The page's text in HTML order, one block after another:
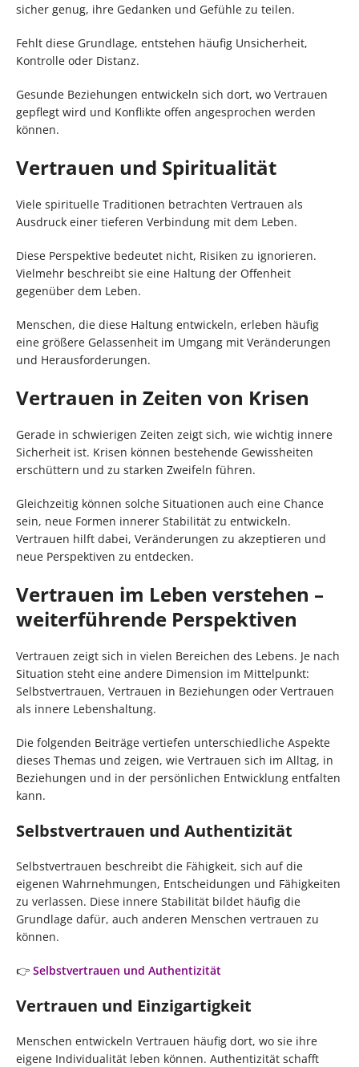
sicher genug, ihre Gedanken und Gefühle zu teilen.
Fehlt diese Grundlage, entstehen häufig Unsicherheit,
Kontrolle oder Distanz.
Gesunde Beziehungen entwickeln sich dort, wo Vertrauen
gepflegt wird und Konflikte offen angesprochen werden
können.
Vertrauen und Spiritualität
Viele spirituelle Traditionen betrachten Vertrauen als
Ausdruck einer tieferen Verbindung mit dem Leben.
Diese Perspektive bedeutet nicht, Risiken zu ignorieren.
Vielmehr beschreibt sie eine Haltung der Offenheit
gegenüber dem Leben.
Menschen, die diese Haltung entwickeln, erleben häufig
eine größere Gelassenheit im Umgang mit Veränderungen
und Herausforderungen.
Vertrauen in Zeiten von Krisen
Gerade in schwierigen Zeiten zeigt sich, wie wichtig innere
Sicherheit ist. Krisen können bestehende Gewissheiten
erschüttern und zu starken Zweifeln führen.
Gleichzeitig können solche Situationen auch eine Chance
sein, neue Formen innerer Stabilität zu entwickeln.
Vertrauen hilft dabei, Veränderungen zu akzeptieren und
neue Perspektiven zu entdecken.
Vertrauen im Leben verstehen –
weiterführende Perspektiven
Vertrauen zeigt sich in vielen Bereichen des Lebens. Je nach
Situation steht eine andere Dimension im Mittelpunkt:
Selbstvertrauen, Vertrauen in Beziehungen oder Vertrauen
als innere Lebenshaltung.
Die folgenden Beiträge vertiefen unterschiedliche Aspekte
dieses Themas und zeigen, wie Vertrauen sich im Alltag, in
Beziehungen und in der persönlichen Entwicklung entfalten
kann.
Selbstvertrauen und Authentizität
Selbstvertrauen beschreibt die Fähigkeit, sich auf die
eigenen Wahrnehmungen, Entscheidungen und Fähigkeiten
zu verlassen. Diese innere Stabilität bildet häufig die
Grundlage dafür, auch anderen Menschen vertrauen zu
können.
👉 Selbstvertrauen und Authentizität
Vertrauen und Einzigartigkeit
Menschen entwickeln Vertrauen häufig dort, wo sie ihre
eigene Individualität leben können. Authentizität schafft